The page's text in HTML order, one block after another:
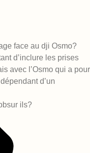
face au dji Osmo?
d’inclure les prises
avec l’Osmo qui a pour
d’un
ils?